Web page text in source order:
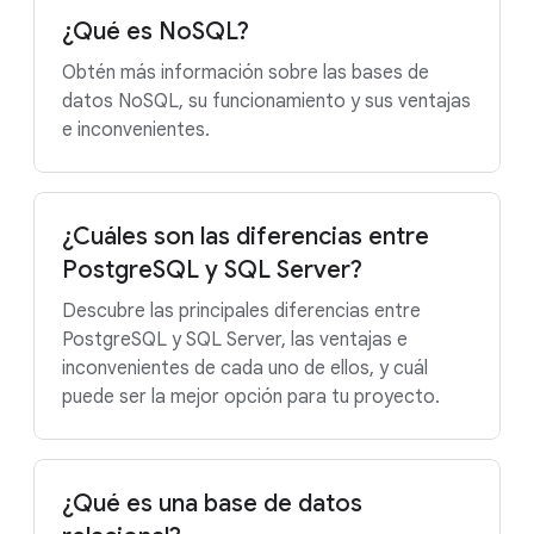
¿Qué es NoSQL?
Obtén más información sobre las bases de
datos NoSQL, su funcionamiento y sus ventajas
e inconvenientes.
¿Cuáles son las diferencias entre
PostgreSQL y SQL Server?
Descubre las principales diferencias entre
PostgreSQL y SQL Server, las ventajas e
inconvenientes de cada uno de ellos, y cuál
puede ser la mejor opción para tu proyecto.
¿Qué es una base de datos